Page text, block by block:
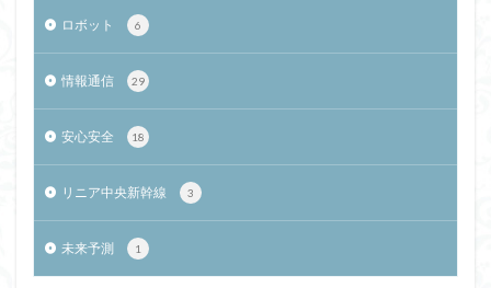
ロボット 6
情報通信 29
安心安全 18
リニア中央新幹線 3
未来予測 1